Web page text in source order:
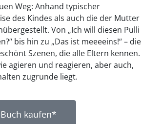
Weg: Anhand typischer
des Kindes als auch die der Mutter
Von „Ich will diesen Pulli
bis hin zu „Das ist meeeeins!“ – die
Szenen, die alle Eltern kennen.
agieren und reagieren, aber auch,
zugrunde liegt.
kaufen*